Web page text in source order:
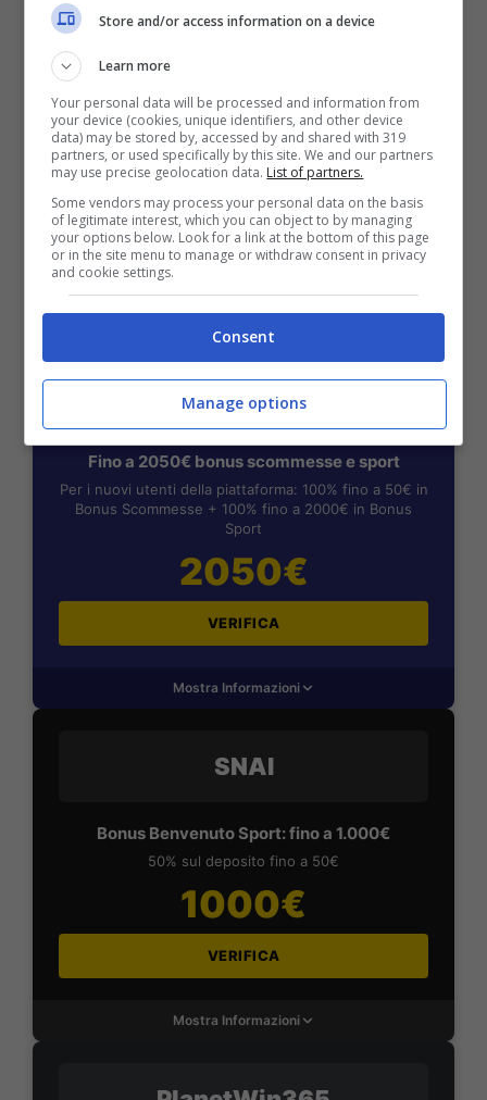
BONUS BENVENUTO GOLDBET: 2.050€
Fino a 2050€ sport e casino
Per i nuovi registrati: 100% fino a 2.000€ in Bonus
Scommesse + 50% del primo deposito fino a 50€
2050€
VERIFICA
Mostra Informazioni
Fino a 2050€ bonus scommesse e sport
Per i nuovi utenti della piattaforma: 100% fino a 50€ in
Bonus Scommesse + 100% fino a 2000€ in Bonus
Sport
2050€
VERIFICA
Mostra Informazioni
SNAI
Bonus Benvenuto Sport: fino a 1.000€
50% sul deposito fino a 50€
1000€
VERIFICA
Mostra Informazioni
Store and/or access information on a device
Learn more
Your personal data will be processed and information from
your device (cookies, unique identifiers, and other device
data) may be stored by, accessed by and shared with 319
partners, or used specifically by this site. We and our partners
may use precise geolocation data. List of partners.
Some vendors may process your personal data on the basis
of legitimate interest, which you can object to by managing
your options below. Look for a link at the bottom of this page
or in the site menu to manage or withdraw consent in privacy
and cookie settings.
Consent
Manage options